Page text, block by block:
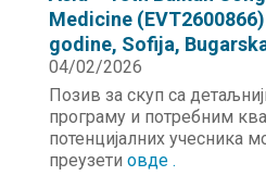
Medicine
godine, Sofija,
04/02/2026
Позив за скуп са
програму и потребним
потенцијалних учесника
преузети овде .